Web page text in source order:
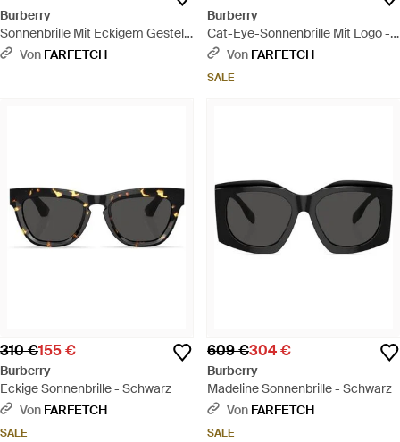
Burberry
Sonnenbrille Mit Eckigem Gestell
- Braun
Von FARFETCH
Burberry
Cat-Eye-Sonnenbrille Mit Logo -
Schwarz
Von FARFETCH
SALE
310 €155 €
Burberry
Eckige Sonnenbrille - Schwarz
Von FARFETCH
SALE
609 €304 €
Burberry
Madeline Sonnenbrille - Schwarz
Von FARFETCH
SALE